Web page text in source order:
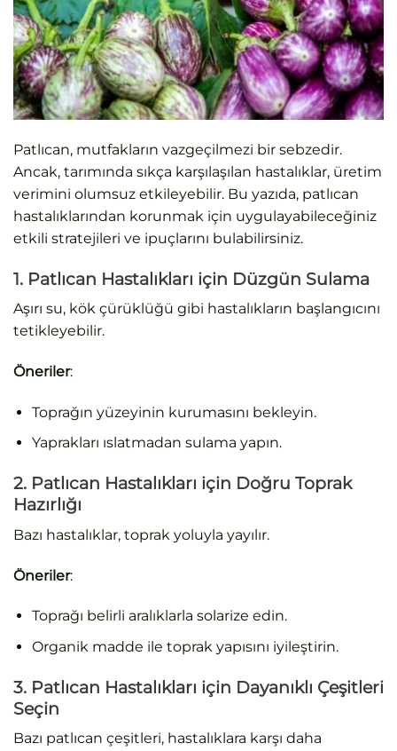
Patlıcan, mutfakların vazgeçilmezi bir sebzedir.
Ancak, tarımında sıkça karşılaşılan hastalıklar, üretim
verimini olumsuz etkileyebilir. Bu yazıda, patlıcan
hastalıklarından korunmak için uygulayabileceğiniz
etkili stratejileri ve ipuçlarını bulabilirsiniz.
1. Patlıcan Hastalıkları için Düzgün Sulama
Aşırı su, kök çürüklüğü gibi hastalıkların başlangıcını
tetikleyebilir.
Öneriler:
Toprağın yüzeyinin kurumasını bekleyin.
Yaprakları ıslatmadan sulama yapın.
2. Patlıcan Hastalıkları için Doğru Toprak
Hazırlığı
Bazı hastalıklar, toprak yoluyla yayılır.
Öneriler:
Toprağı belirli aralıklarla solarize edin.
Organik madde ile toprak yapısını iyileştirin.
3. Patlıcan Hastalıkları için Dayanıklı Çeşitleri
Seçin
Bazı patlıcan çeşitleri, hastalıklara karşı daha